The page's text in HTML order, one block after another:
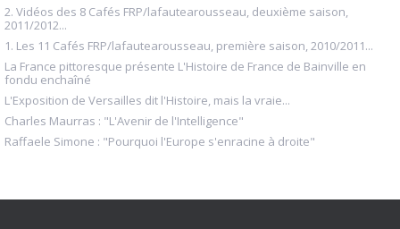
2. Vidéos des 8 Cafés FRP/lafautearousseau, deuxième saison,
2011/2012...
1. Les 11 Cafés FRP/lafautearousseau, première saison, 2010/2011...
La France pittoresque présente L'Histoire de France de Bainville en
fondu enchaîné
L'Exposition de Versailles dit l'Histoire, mais la vraie...
Charles Maurras : "L'Avenir de l'Intelligence"
Raffaele Simone : "Pourquoi l'Europe s'enracine à droite"